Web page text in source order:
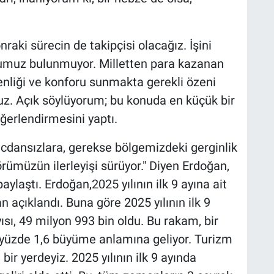
sürecin de takipçisi olacağız. İşini
bulunmuyor. Milletten para kazanan
ve konforu sunmakta gerekli özeni
Açık söylüyorum; bu konuda en küçük bir
yaptı.
gerekse bölgemizdeki gerginlik
ilerleyişi sürüyor." Diyen Erdoğan,
Erdoğan,2025 yılının ilk 9 ayına ait
Buna göre 2025 yılının ilk 9
49 milyon 993 bin oldu. Bu rakam, bir
1,6 büyüme anlamına geliyor. Turizm
yerdeyiz. 2025 yılının ilk 9 ayında